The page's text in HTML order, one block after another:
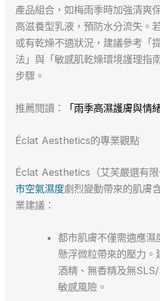
產品組合，如梅雨季時加強清爽
高滋養型乳液，預防水分流失。
或有乾燥不適狀況，建議參考「
法」與「敏感肌乾燥環境護理指
步驟。
推薦閱讀： 「雨季高濕護膚與情
Éclat Aesthetics的專業觀點
Éclat Aesthetics（艾芙嚴選有
市空氣濕度劇烈變動帶來的肌膚
業建議：
都市肌膚不僅需適應濕
懸浮微粒帶來的壓力
酒精、無香精及無
敏感風險。